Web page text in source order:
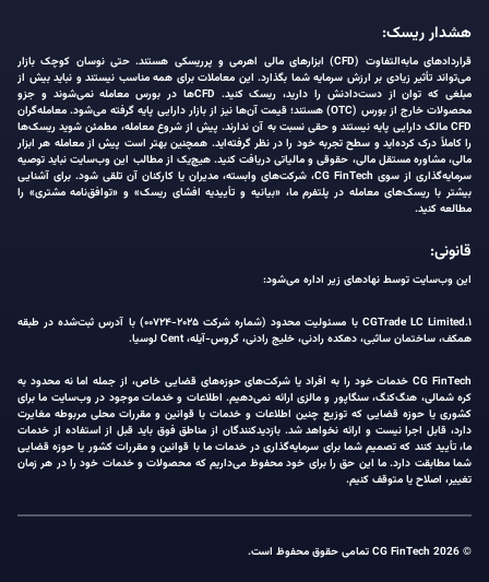
هشدار ریسک:
قراردادهای مابه‌التفاوت (CFD) ابزارهای مالی اهرمی و پرریسکی هستند. حتی نوسان کوچک بازار
می‌تواند تأثیر زیادی بر ارزش سرمایه شما بگذارد. این معاملات برای همه مناسب نیستند و نباید بیش از
مبلغی که توان از دست‌دادنش را دارید، ریسک کنید. CFDها در بورس معامله نمی‌شوند و جزو
محصولات خارج از بورس (OTC) هستند؛ قیمت آن‌ها نیز از بازار دارایی پایه گرفته می‌شود. معامله‌گران
CFD مالک دارایی پایه نیستند و حقی نسبت به آن ندارند. پیش از شروع معامله، مطمئن شوید ریسک‌ها
را کاملاً درک کرده‌اید و سطح تجربه خود را در نظر گرفته‌اید. همچنین بهتر است پیش از معامله هر ابزار
مالی، مشاوره مستقل مالی، حقوقی و مالیاتی دریافت کنید. هیچ‌یک از مطالب این وب‌سایت نباید توصیه
سرمایه‌گذاری از سوی CG FinTech، شرکت‌های وابسته، مدیران یا کارکنان آن تلقی شود. برای آشنایی
بیشتر با ریسک‌های معامله در پلتفرم ما، «بیانیه و تأییدیه افشای ریسک» و «توافق‌نامه مشتری» را
مطالعه کنید.
قانونی:
این وب‌سایت توسط نهادهای زیر اداره می‌شود:
۱.CGTrade LC Limited با مسئولیت محدود (شماره شرکت ۲۰۲۵-۰۰۷۲۴) با آدرس ثبت‌شده در طبقه
همکف، ساختمان ساثبی، دهکده رادنی، خلیج رادنی، گروس-آیله، Cent لوسیا.
CG FinTech خدمات خود را به افراد یا شرکت‌های حوزه‌های قضایی خاص، از جمله اما نه محدود به
کره شمالی، هنگ‌کنگ، سنگاپور و مالزی ارائه نمی‌دهیم. اطلاعات و خدمات موجود در وب‌سایت ما برای
کشوری یا حوزه قضایی که توزیع چنین اطلاعات و خدمات با قوانین و مقررات محلی مربوطه مغایرت
دارد، قابل اجرا نیست و ارائه نخواهد شد. بازدیدکنندگان از مناطق فوق باید قبل از استفاده از خدمات
ما، تأیید کنند که تصمیم شما برای سرمایه‌گذاری در خدمات ما با قوانین و مقررات کشور یا حوزه قضایی
شما مطابقت دارد. ما این حق را برای خود محفوظ می‌داریم که محصولات و خدمات خود را در هر زمان
تغییر، اصلاح یا متوقف کنیم.
© 2026 CG FinTech تمامی حقوق محفوظ است.